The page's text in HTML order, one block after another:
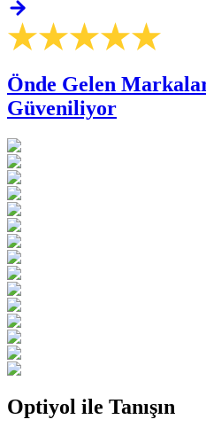
Önde Gelen
Güveniliyor
Optiyol ile Tanışın